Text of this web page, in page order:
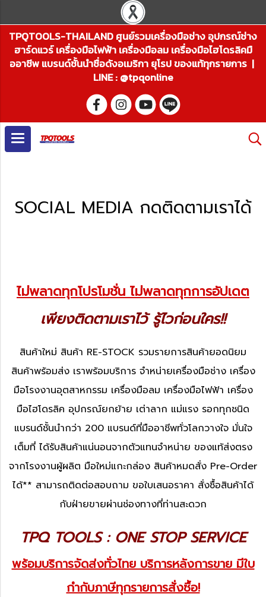
TPQTOOLS-THAILAND ศูนย์รวมเครื่องมือช่าง อุปกรณ์ช่าง
ฮาร์ดแวร์ เครื่องมือไฟฟ้า เครื่องมือลม เครื่องมือไฮโดรลิคมื
ออาชีพ แบรนด์ชั้นนำชื่อดังอเมริกา ยุโรป ของแท้ทุกรายการ |
LINE : @tpqonline
SOCIAL MEDIA กดติดตามเราได้
ไม่พลาดทุกโปรโมชั่น ไม่พลาดทุกการอัปเดต
เพียงติดตามเราไว้ รู้ไวก่อนใคร!!
สินค้าใหม่ สินค้า RE-STOCK รวมรายการสินค้ายอดนิยม
สินค้าพร้อมส่ง เราพร้อมบริการ จำหน่ายเครื่องมือช่าง เครื่อง
มือโรงงานอุตสาหกรรม เครื่องมือลม เครื่องมือไฟฟ้า เครื่อง
มือไฮโดรลิค อุปกรณ์ยกย้าย เต่าลาก แม่แรง รอกทุกชนิด
แบรนด์ชั้นนำกว่า 200 แบรนด์ที่มืออาชีพทั่วโลกวางใจ มั่นใจ
เต็มที่ ได้รับสินค้าแน่นอนจากตัวแทนจำหน่าย ของแท้ส่งตรง
จากโรงงานผู้ผลิต มือใหม่แกะกล่อง สินค้าหมดสั่ง Pre-Order
ได้** สามารถติดต่อสอบถาม ขอใบเสนอราคา สั่งซื้อสินค้าได้
กับฝ่ายขายผ่านช่องทางที่ท่านสะดวก
TPQ TOOLS : ONE STOP SERVICE
พร้อมบริการจัดส่งทั่วไทย บริการหลังการขาย มีใบ
กำกับภาษีทุกรายการสั่งซื้อ!